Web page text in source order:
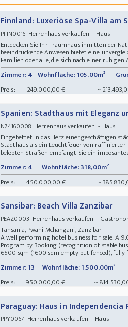
Finnland: Luxeriöse Spa-Villa am
PFIN0016Herrenhaus verkaufen - Haus
Entdecken Sie Ihr Traumhaus inmitten der
beeindruckende Anwesen bietet eine
Familien oder alle, die sich nach einer ruhigen
Zimmer: 4 Wohnfläche: 105,00m²
Preis:
249.000,00 € ~
Spanien: Stadthaus mit Eleganz
N74160008Herrenhaus verkaufen - Haus
Eingebettet in das Herz einer geschäftigen
Stadthaus als ein Leuchtfeuer von
belebten Straßen empfängt Sie ein
Zimmer: 4
Wohnfläche: 318,00m²
Preis:
450.000,00 € ~
Sansibar: Beach Villa Zanzibar
PEAZ0003 Herrenhaus verkaufen -
Tansania, Pwani Mchangani, Zanzibar
A well performing hotel business for sale! A
Program by Booking (recognition of stable
6500 sqm (1600 sqm empty but fenced), fully
Zimmer: 13
Wohnfläche: 1.500,00m²
Preis:
950.000,00 € ~
Paraguay: Haus in Independencia
PPY0067 Herrenhaus verkaufen - Haus